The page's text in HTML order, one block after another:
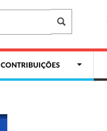
CONTRIBUIÇÕES